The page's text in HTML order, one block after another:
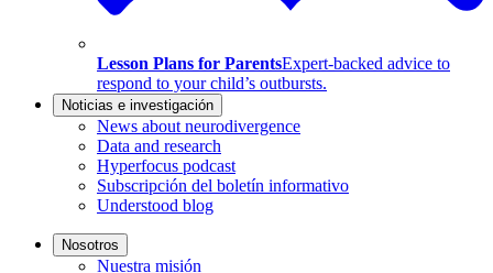
Lesson Plans for ParentsExpert-backed advice to
respond to your child’s outbursts.
Noticias e investigación
News about neurodivergence
Data and research
Hyperfocus podcast
Subscripción del boletín informativo
Understood blog
Nosotros
Nuestra misión